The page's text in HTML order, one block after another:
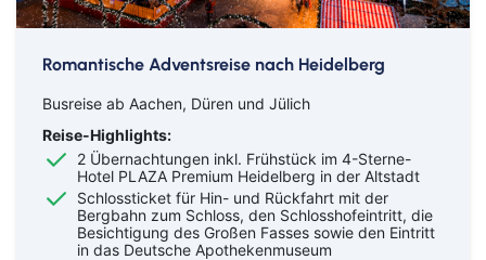
Romantische Adventsreise nach Heidelberg
Busreise ab Aachen, Düren und Jülich
Reise-Highlights:
2 Übernachtungen inkl. Frühstück im 4-Sterne-
Hotel PLAZA Premium Heidelberg in der Altstadt
Schlossticket für Hin- und Rückfahrt mit der
Bergbahn zum Schloss, den Schlosshofeintritt, die
Besichtigung des Großen Fasses sowie den Eintritt
in das Deutsche Apothekenmuseum